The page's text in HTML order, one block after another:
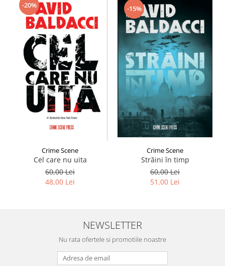
-20%
Crime Scene
Cel care nu uita
60,00 Lei
48,00 Lei
-15%
Crime Scene
Străini în timp
60,00 Lei
51,00 Lei
NEWSLETTER
Nu rata ofertele si promotiile noastre